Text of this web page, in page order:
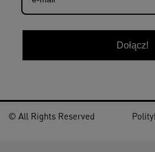
Dołącz!
© All Rights Reserved